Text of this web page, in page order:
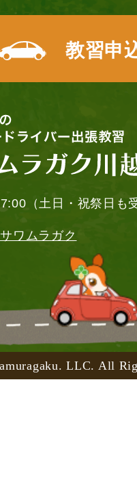
教習申
（土日・祝祭日も
ワムラガク
LLC. All